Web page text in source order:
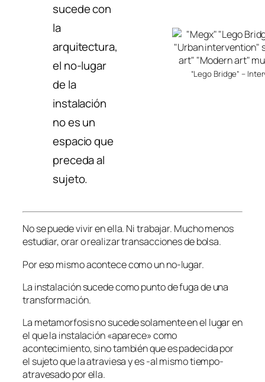
sucede con
la
arquitectura,
el no-lugar
de la
instalación
no es un
espacio que
preceda al
sujeto.
“Lego Bridge” –
No se puede vivir en ella. Ni trabajar. Mucho menos
estudiar, orar o realizar transacciones de bolsa.
Por eso mismo acontece como un no-lugar.
La instalación sucede como punto de fuga de una
transformación.
La metamorfosis no sucede solamente en el lugar en
el que la instalación «aparece» como
acontecimiento, sino también que es padecida por
el sujeto que la atraviesa y es -al mismo tiempo-
atravesado por ella.